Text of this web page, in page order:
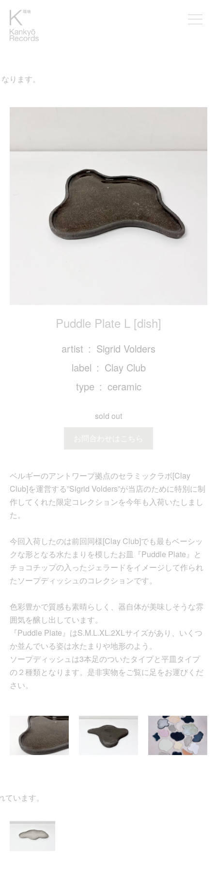
ます。
Puddle Plate L [dish]
artist
Sigrid Volders
label
Clay Club
type
ceramic
sold out
お問合わせはこちら
ベルギーのアントワープ拠点のセラミックラボ[Clay
Club]を運営する”Sigrid Volders”が当店のために特別に制
作してくれた限定コレクションを今年も入荷いたしまし
た。
今回入荷したのは前回同様[Clay Club]でも最もベーシッ
クな形となる水たまりを模したお皿『Puddle Plate』と
チョコチップの入ったジェラードをイメージして作られ
たソープディッシュのコレクションです。
色彩豊かで質感も素晴らしく、器自体が美味しそうな雰
囲気を醸し出しています。
『Puddle Plate』はS.M.L.XL.2XLサイズがあり、いくつ
か並んでいる姿は水たまりや地形のよう。
ソープディッシュは3本足のついたタイプと平皿タイプ
の２種類となります。是非実物をご覧に足をお運びくだ
さい。
います。